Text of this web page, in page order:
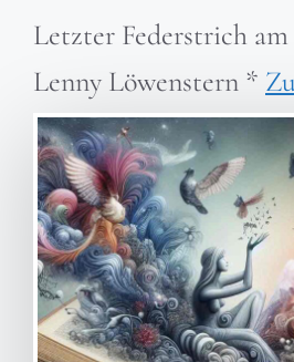
Letzter Federstrich am
Lenny Löwenstern *